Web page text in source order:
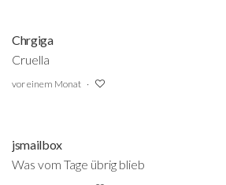
Chrgiga
Cruella
vor einem Monat
jsmailbox
Was vom Tage übrig blieb